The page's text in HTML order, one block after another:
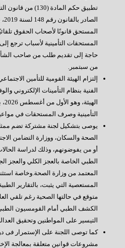
تطبيق حكم المادة
المستحق قانونًا لأصحاب الحقوق
المستحقات التأمينية لأسباب ترجع إلى
حاجة إلى تقديم طلب من صاحب
من سبتمبر.
إلتزام الهيئة القومية للتأمين
الفنية بنظام التأمينات الإلكتروني
التأمينية وصرف المستحقات في
يوصى بتشكيل لجنة مشتركة تضم
الصحة والسكان، ووزارة التضامن
أو من يفوضونهم، وذلك لدراسة
الطبي الخاصة بالعجز الكلي والعجز
المعتمد من وزارة الصحة.وخاصة
المستعصية التي يثبت، بالتقارير
متوقع في حالتها الصحية رغم تلقي
الكشف الطبي أمام القومسيون
التيسير على المواطنين وتحقيق
كما توصى اللجنة على الإستمرار فى